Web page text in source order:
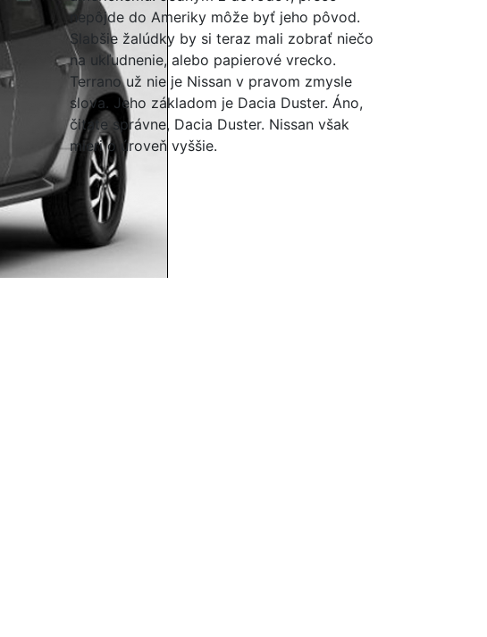
nepôjde do Ameriky môže byť jeho pôvod.
Slabšie žalúdky by si teraz mali zobrať niečo
na ukľudnenie, alebo papierové vrecko.
Terrano už nie je Nissan v pravom zmysle
slova. Jeho základom je Dacia Duster. Áno,
čitate správne, Dacia Duster. Nissan však
mieri o úroveň vyššie.